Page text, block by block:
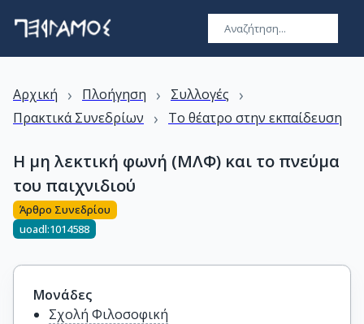
Αρχική › Πλοήγηση › Συλλογές ›
Πρακτικά Συνεδρίων › Το θέατρο στην εκπαίδευση
Η μη λεκτική φωνή (ΜΛΦ) και το πνεύμα
του παιχνιδιού
Άρθρο Συνεδρίου
uoadl:1014588
Μονάδες
Σχολή Φιλοσοφική